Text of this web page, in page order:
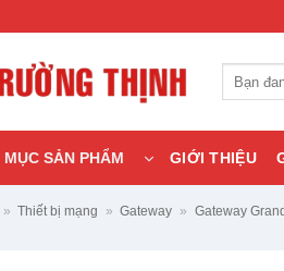
kiếm:
MỤC SẢN PHẨM GIỚI THIỆU
» Thiết bị mạng » Gateway » Gateway